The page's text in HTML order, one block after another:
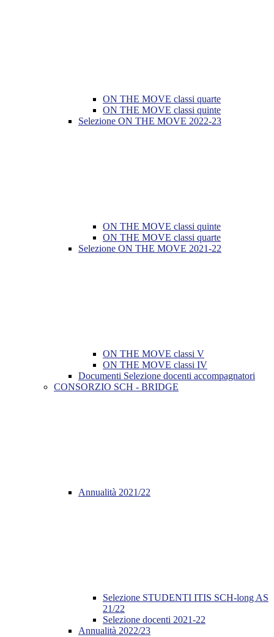
ON THE MOVE classi quarte
ON THE MOVE classi quinte
Selezione ON THE MOVE 2022-23
ON THE MOVE classi quinte
ON THE MOVE classi quarte
Selezione ON THE MOVE 2021-22
ON THE MOVE classi V
ON THE MOVE classi IV
Documenti Selezione docenti accompagnatori
CONSORZIO SCH - BRIDGE
Annualità 2021/22
Selezione STUDENTI ITIS SCH-long AS
21/22
Selezione docenti 2021-22
Annualità 2022/23